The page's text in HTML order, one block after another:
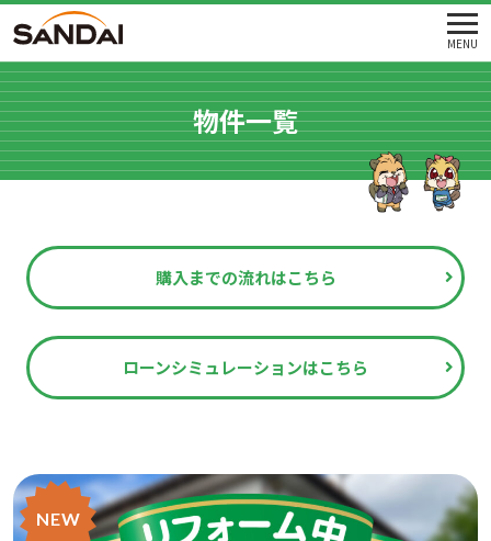
MENU
物件一覧
購入までの流れはこちら
ローンシミュレーションはこちら
NEW